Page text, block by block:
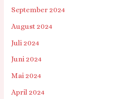
September 2024
August 2024
Juli 2024
Juni 2024
Mai 2024
April 2024